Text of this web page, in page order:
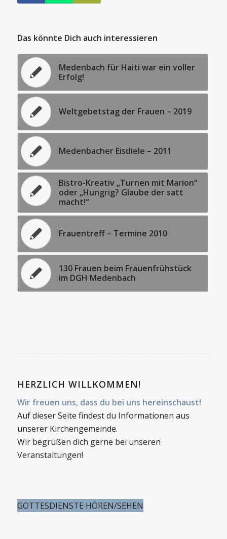
Das könnte Dich auch interessieren
Medenbach für Haiti war ein voller
Erfolg!
Weltgebetstag der Frauen – 2019
Medenbacher Eisdiele – 2011
Bistro-Kreativ „Turnen mit Marion“
oder „Hungrig? Glaube der satt
macht!“
Frauentreff – Termine 2010
130 Frauen beim Frauenfrühstück
im DGH Medenbach
HERZLICH WILLKOMMEN!
Wir freuen uns, dass du bei uns hereinschaust!
Auf dieser Seite findest du Informationen aus
unserer Kirchengemeinde.
Wir begrüßen dich gerne bei unseren
Veranstaltungen!
GOTTESDIENSTE HÖREN/SEHEN